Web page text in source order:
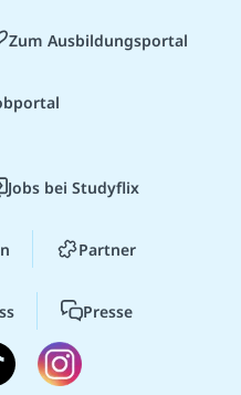
Zum Ausbildungsportal
Jobs bei Studyflix
Partner
Presse